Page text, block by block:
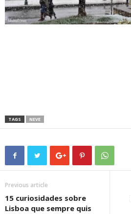
TAGS NEVE
Previous article
15 curiosidades sobre
Lisboa que sempre quis